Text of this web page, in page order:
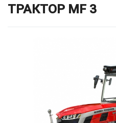
ТРАКТОР MF 3